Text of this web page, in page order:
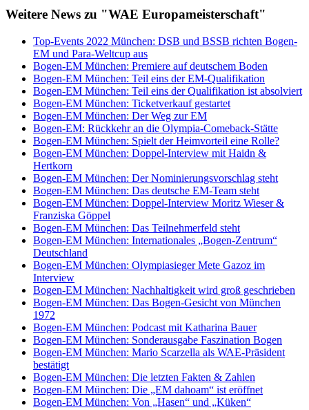
Weitere News zu "WAE Europameisterschaft"
Top-Events 2022 München: DSB und BSSB richten Bogen-
EM und Para-Weltcup aus
Bogen-EM München: Premiere auf deutschem Boden
Bogen-EM München: Teil eins der EM-Qualifikation
Bogen-EM München: Teil eins der Qualifikation ist absolviert
Bogen-EM München: Ticketverkauf gestartet
Bogen-EM München: Der Weg zur EM
Bogen-EM: Rückkehr an die Olympia-Comeback-Stätte
Bogen-EM München: Spielt der Heimvorteil eine Rolle?
Bogen-EM München: Doppel-Interview mit Haidn &
Hertkorn
Bogen-EM München: Der Nominierungsvorschlag steht
Bogen-EM München: Das deutsche EM-Team steht
Bogen-EM München: Doppel-Interview Moritz Wieser &
Franziska Göppel
Bogen-EM München: Das Teilnehmerfeld steht
Bogen-EM München: Internationales „Bogen-Zentrum“
Deutschland
Bogen-EM München: Olympiasieger Mete Gazoz im
Interview
Bogen-EM München: Nachhaltigkeit wird groß geschrieben
Bogen-EM München: Das Bogen-Gesicht von München
1972
Bogen-EM München: Podcast mit Katharina Bauer
Bogen-EM München: Sonderausgabe Faszination Bogen
Bogen-EM München: Mario Scarzella als WAE-Präsident
bestätigt
Bogen-EM München: Die letzten Fakten & Zahlen
Bogen-EM München: Die „EM dahoam“ ist eröffnet
Bogen-EM München: Von „Hasen“ und „Küken“